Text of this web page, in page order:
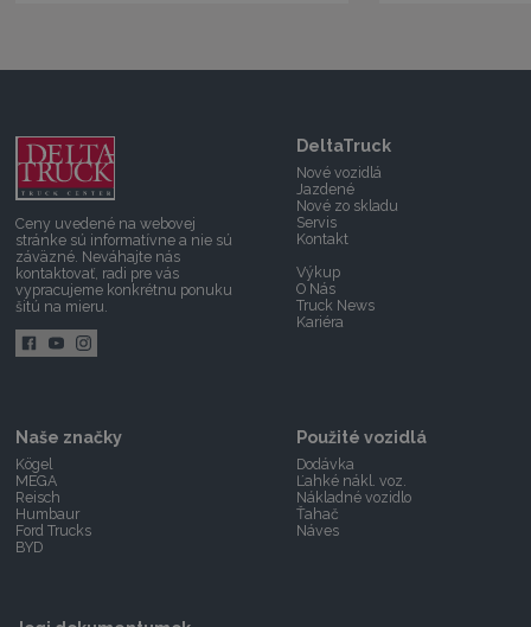
Ceny uvedené na webovej
stránke sú informatívne a nie sú
záväzné. Neváhajte nás
kontaktovať, radi pre vás
vypracujeme konkrétnu ponuku
šitú na mieru.
DeltaTruck
Nové vozidlá
Jazdené
Nové zo skladu
Servis
Kontakt
Výkup
O Nás
Truck News
Kariéra
Naše značky
Kögel
MEGA
Reisch
Humbaur
Ford Trucks
BYD
Použité vozidlá
Dodávka
Ľahké nákl. voz.
Nákladné vozidlo
Ťahač
Náves